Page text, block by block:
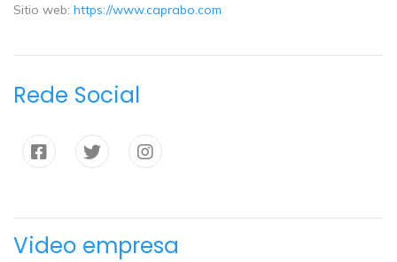
Sitio web: https://www.caprabo.com
Rede Social
Video empresa